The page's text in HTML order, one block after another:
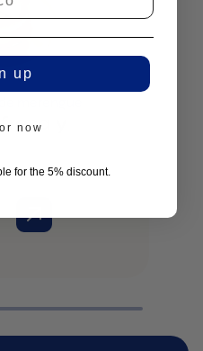
y
up
now
for the 5% discount.